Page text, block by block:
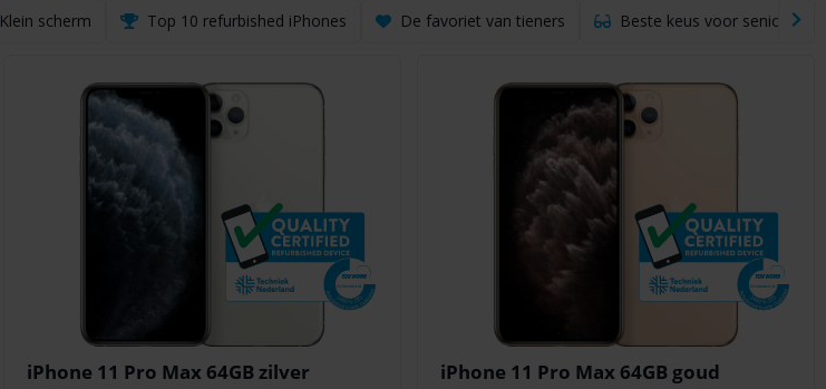
Klein scherm Top 10 refurbished iPhones De favoriet van tieners Beste keus voor senioren
iPhone 11 Pro Max 64GB zilver iPhone 11 Pro Max 64GB goud